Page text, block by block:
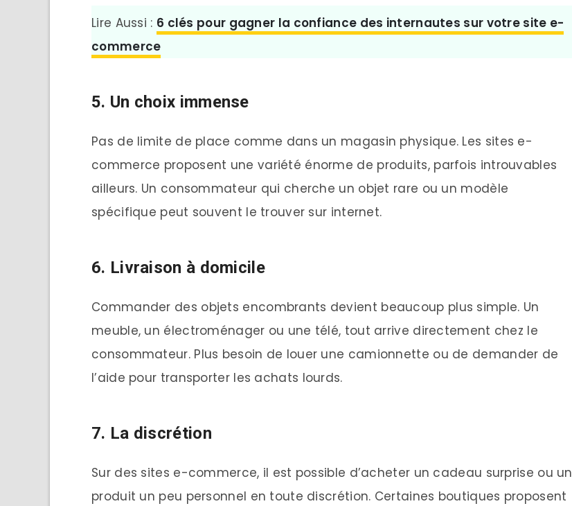
Lire Aussi : 6 clés pour gagner la confiance des internautes sur votre site e-
commerce
5. Un choix immense
Pas de limite de place comme dans un magasin physique. Les sites e-
commerce proposent une variété énorme de produits, parfois introuvables
ailleurs. Un consommateur qui cherche un objet rare ou un modèle
spécifique peut souvent le trouver sur internet.
6. Livraison à domicile
Commander des objets encombrants devient beaucoup plus simple. Un
meuble, un électroménager ou une télé, tout arrive directement chez le
consommateur. Plus besoin de louer une camionnette ou de demander de
l’aide pour transporter les achats lourds.
7. La discrétion
Sur des sites e-commerce, il est possible d’acheter un cadeau surprise ou un
produit un peu personnel en toute discrétion. Certaines boutiques proposent